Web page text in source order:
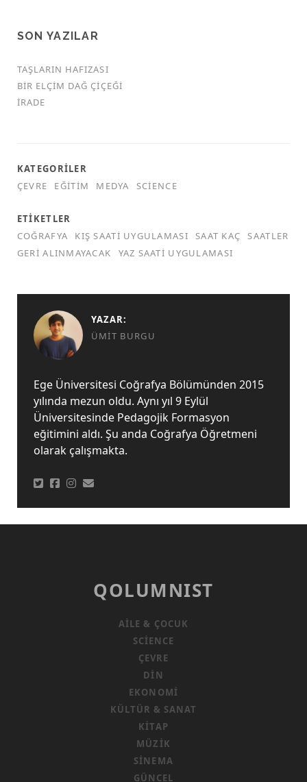
SON YAZILAR
TAŞLARIN HAFIZASI
BIR ELÇIM DAĞ ÇIÇEĞI
İRADE
KATEGORILER
ÇEVRE
EĞITIM MEDYA SCIENCE
ETIKETLER
COĞRAFYA
KIŞ SAATI UYGULAMASI SAAT KAÇ
SAATLER
GERI ALINMAYACAK
YAZ SAATI UYGULAMASI
YAZAR:
ÜMIT BURGU
Ege Üniversitesi Coğrafya Bölümünden 2015
yılında mezun oldu. Aynı yıl 9 Eylül
Üniversitesinde Pedagojik Formasyon
eğitimini aldı. Şu anda Coğrafya Öğretmeni
olarak çalışmakta.
QOLUMNIST
AILE & ÇOCUK
SCIENCE
ÇEVRE
DIN
EKONOMI
KÜLTÜR & SANAT
KITAP
MÜZIK
SINEMA
GÜNCEL